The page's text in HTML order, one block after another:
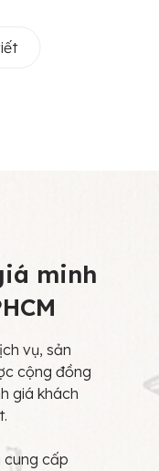
minh
vụ, sản
cộng đồng
giá khách
cung cấp